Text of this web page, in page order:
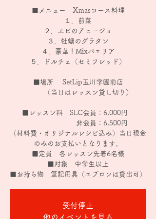
■メニュー Xmasコース料理
１．前菜
２．エビのアヒージョ
３．牡蠣のグラタン
４．豪華！Mixパエリア
５．ドルチェ（セミフレッド）
■場所 SetLip玉川学園前店
（当日はレッスン貸し切り）
■レッスン料 SLC会員：6,000円
非会員：6,500円
（材料費・オリジナルレシピ込み）当日現金
のみのお支払いとなります。
■定員 各レッスン先着6名様
■対象 中学生以上
受付停止
他のイベントを見る